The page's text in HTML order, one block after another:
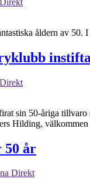
åldern av
sin 50-åriga
Hilding,
50 år
Direkt